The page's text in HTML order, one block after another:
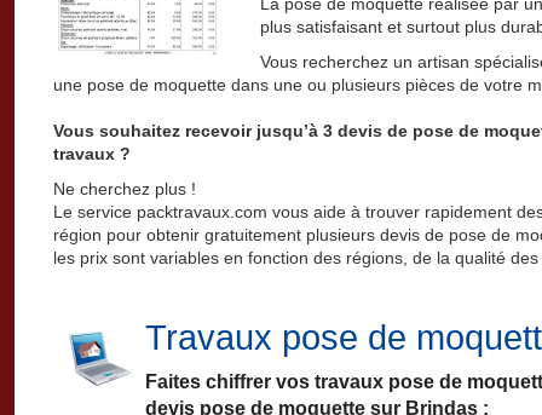
plus satisfaisant et surtout plus
Vous recherchez un artisan
une pose de moquette dans une ou plusieurs pièces de votre
Vous souhaitez recevoir jusqu’à 3 devis de pose de
travaux ?
Ne cherchez plus !
Le service packtravaux.com vous aide à trouver rapidement
région pour obtenir gratuitement plusieurs devis de pose de
les prix sont variables en fonction des régions, de la qualité
Travaux pose de
Faites chiffrer vos travaux pose de
devis pose de moquette sur Brindas :